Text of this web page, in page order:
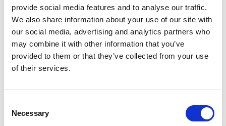
provide social media features and to analyse our traffic.
We also share information about your use of our site with
our social media, advertising and analytics partners who
may combine it with other information that you’ve
provided to them or that they’ve collected from your use
of their services.
Selection
Necessary
Leveringstid er 5-6 dag(e)
Model/varenr.: 6P3245620000
2.598,58 DKK